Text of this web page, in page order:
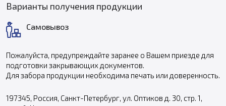
Варианты получения продукции
Самовывоз
Пожалуйста, предупреждайте заранее о Вашем приезде для
подготовки закрывающих документов.
Для забора продукции необходима печать или доверенность.
197345, Россия, Санкт-Петербург, ул. Оптиков д. 30, стр. 1,